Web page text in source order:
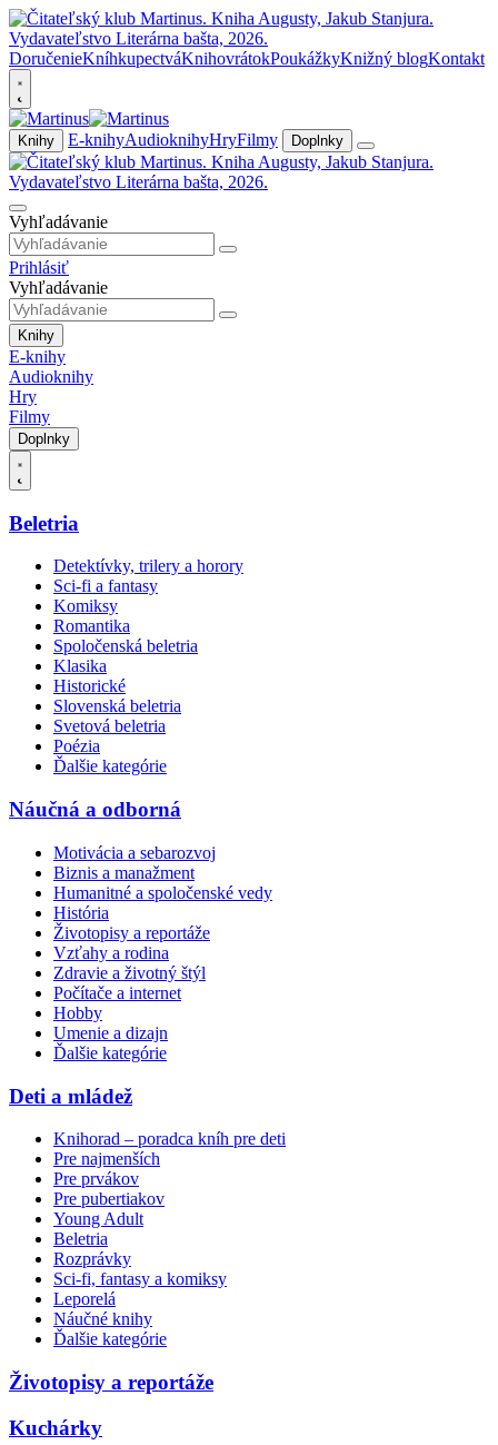
DoručenieKníhkupectváKnihovrátokPoukážkyKnižný blogKontakt
Knihy E-knihyAudioknihyHryFilmy Doplnky
Vyhľadávanie
Prihlásiť
Vyhľadávanie
Knihy
E-knihy
Audioknihy
Hry
Filmy
Doplnky
Beletria
Detektívky, trilery a horory
Sci-fi a fantasy
Komiksy
Romantika
Spoločenská beletria
Klasika
Historické
Slovenská beletria
Svetová beletria
Poézia
Ďalšie kategórie
Náučná a odborná
Motivácia a sebarozvoj
Biznis a manažment
Humanitné a spoločenské vedy
História
Životopisy a reportáže
Vzťahy a rodina
Zdravie a životný štýl
Počítače a internet
Hobby
Umenie a dizajn
Ďalšie kategórie
Deti a mládež
Knihorad – poradca kníh pre deti
Pre najmenších
Pre prvákov
Pre pubertiakov
Young Adult
Beletria
Rozprávky
Sci-fi, fantasy a komiksy
Leporelá
Náučné knihy
Ďalšie kategórie
Životopisy a reportáže
Kuchárky